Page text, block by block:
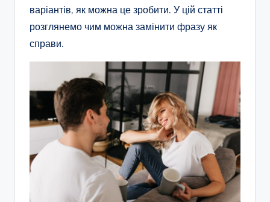
варіантів, як можна це зробити. У цій статті
розглянемо чим можна замінити фразу як
справи.